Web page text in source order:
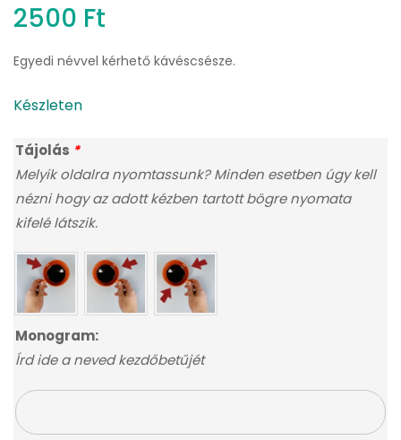
2500 Ft
Egyedi névvel kérhető kávéscsésze.
Készleten
Tájolás *
Melyik oldalra nyomtassunk? Minden esetben úgy kell
nézni hogy az adott kézben tartott bögre nyomata
kifelé látszik.
Monogram:
Írd ide a neved kezdőbetűjét